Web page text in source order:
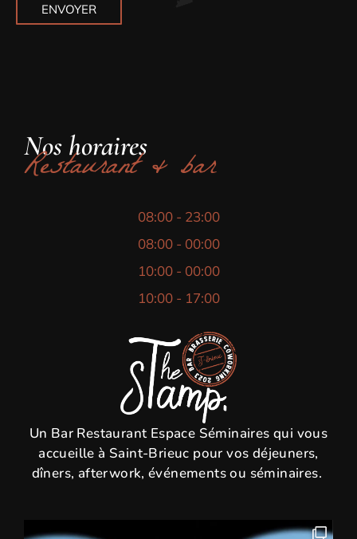
ENVOYER
Nos horaires
Restaurant & bar
08:00 - 23:00
08:00 - 00:00
10:00 - 00:00
10:00 - 17:00
Un Bar Restaurant Espace Séminaires qui vous
accueille à Saint-Brieuc pour vos déjeuners,
dîners, afterwork, événements ou séminaires.